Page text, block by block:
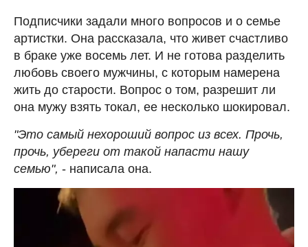
Подписчики задали много вопросов и о семье
артистки. Она рассказала, что живет счастливо
в браке уже восемь лет. И не готова разделить
любовь своего мужчины, с которым намерена
жить до старости. Вопрос о том, разрешит ли
она мужу взять токал, ее несколько шокировал.
"Это самый нехороший вопрос из всех. Прочь,
прочь, убереги от такой напасти нашу
семью", - написала она.